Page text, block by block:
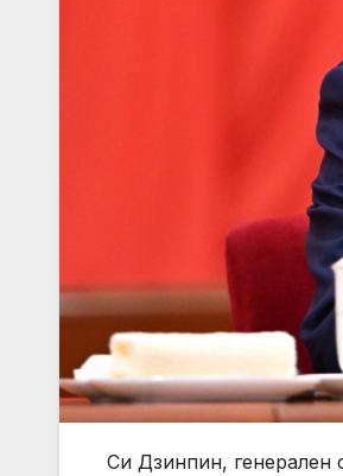
Си Дзинпин, генерален